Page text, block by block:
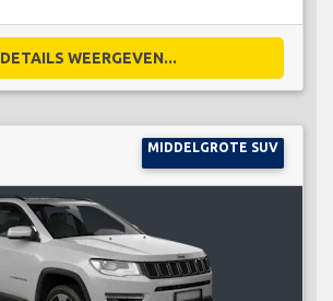
DETAILS WEERGEVEN...
MIDDELGROTE SUV